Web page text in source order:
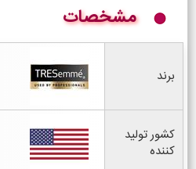
مشخصات
برند
کشور تولید
کننده